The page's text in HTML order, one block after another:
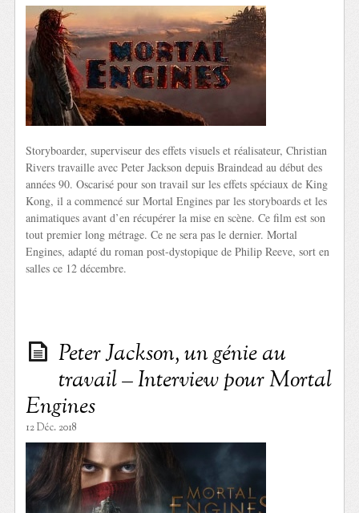
Storyboarder, superviseur des effets visuels et réalisateur, Christian
Rivers travaille avec Peter Jackson depuis Braindead au début des
années 90. Oscarisé pour son travail sur les effets spéciaux de King
Kong, il a commencé sur Mortal Engines par les storyboards et les
animatiques avant d’en récupérer la mise en scène. Ce film est son
tout premier long métrage. Ce ne sera pas le dernier. Mortal
Engines, adapté du roman post-dystopique de Philip Reeve, sort en
salles ce 12 décembre.
Peter Jackson, un génie au
travail – Interview pour Mortal
Engines
12 Déc. 2018